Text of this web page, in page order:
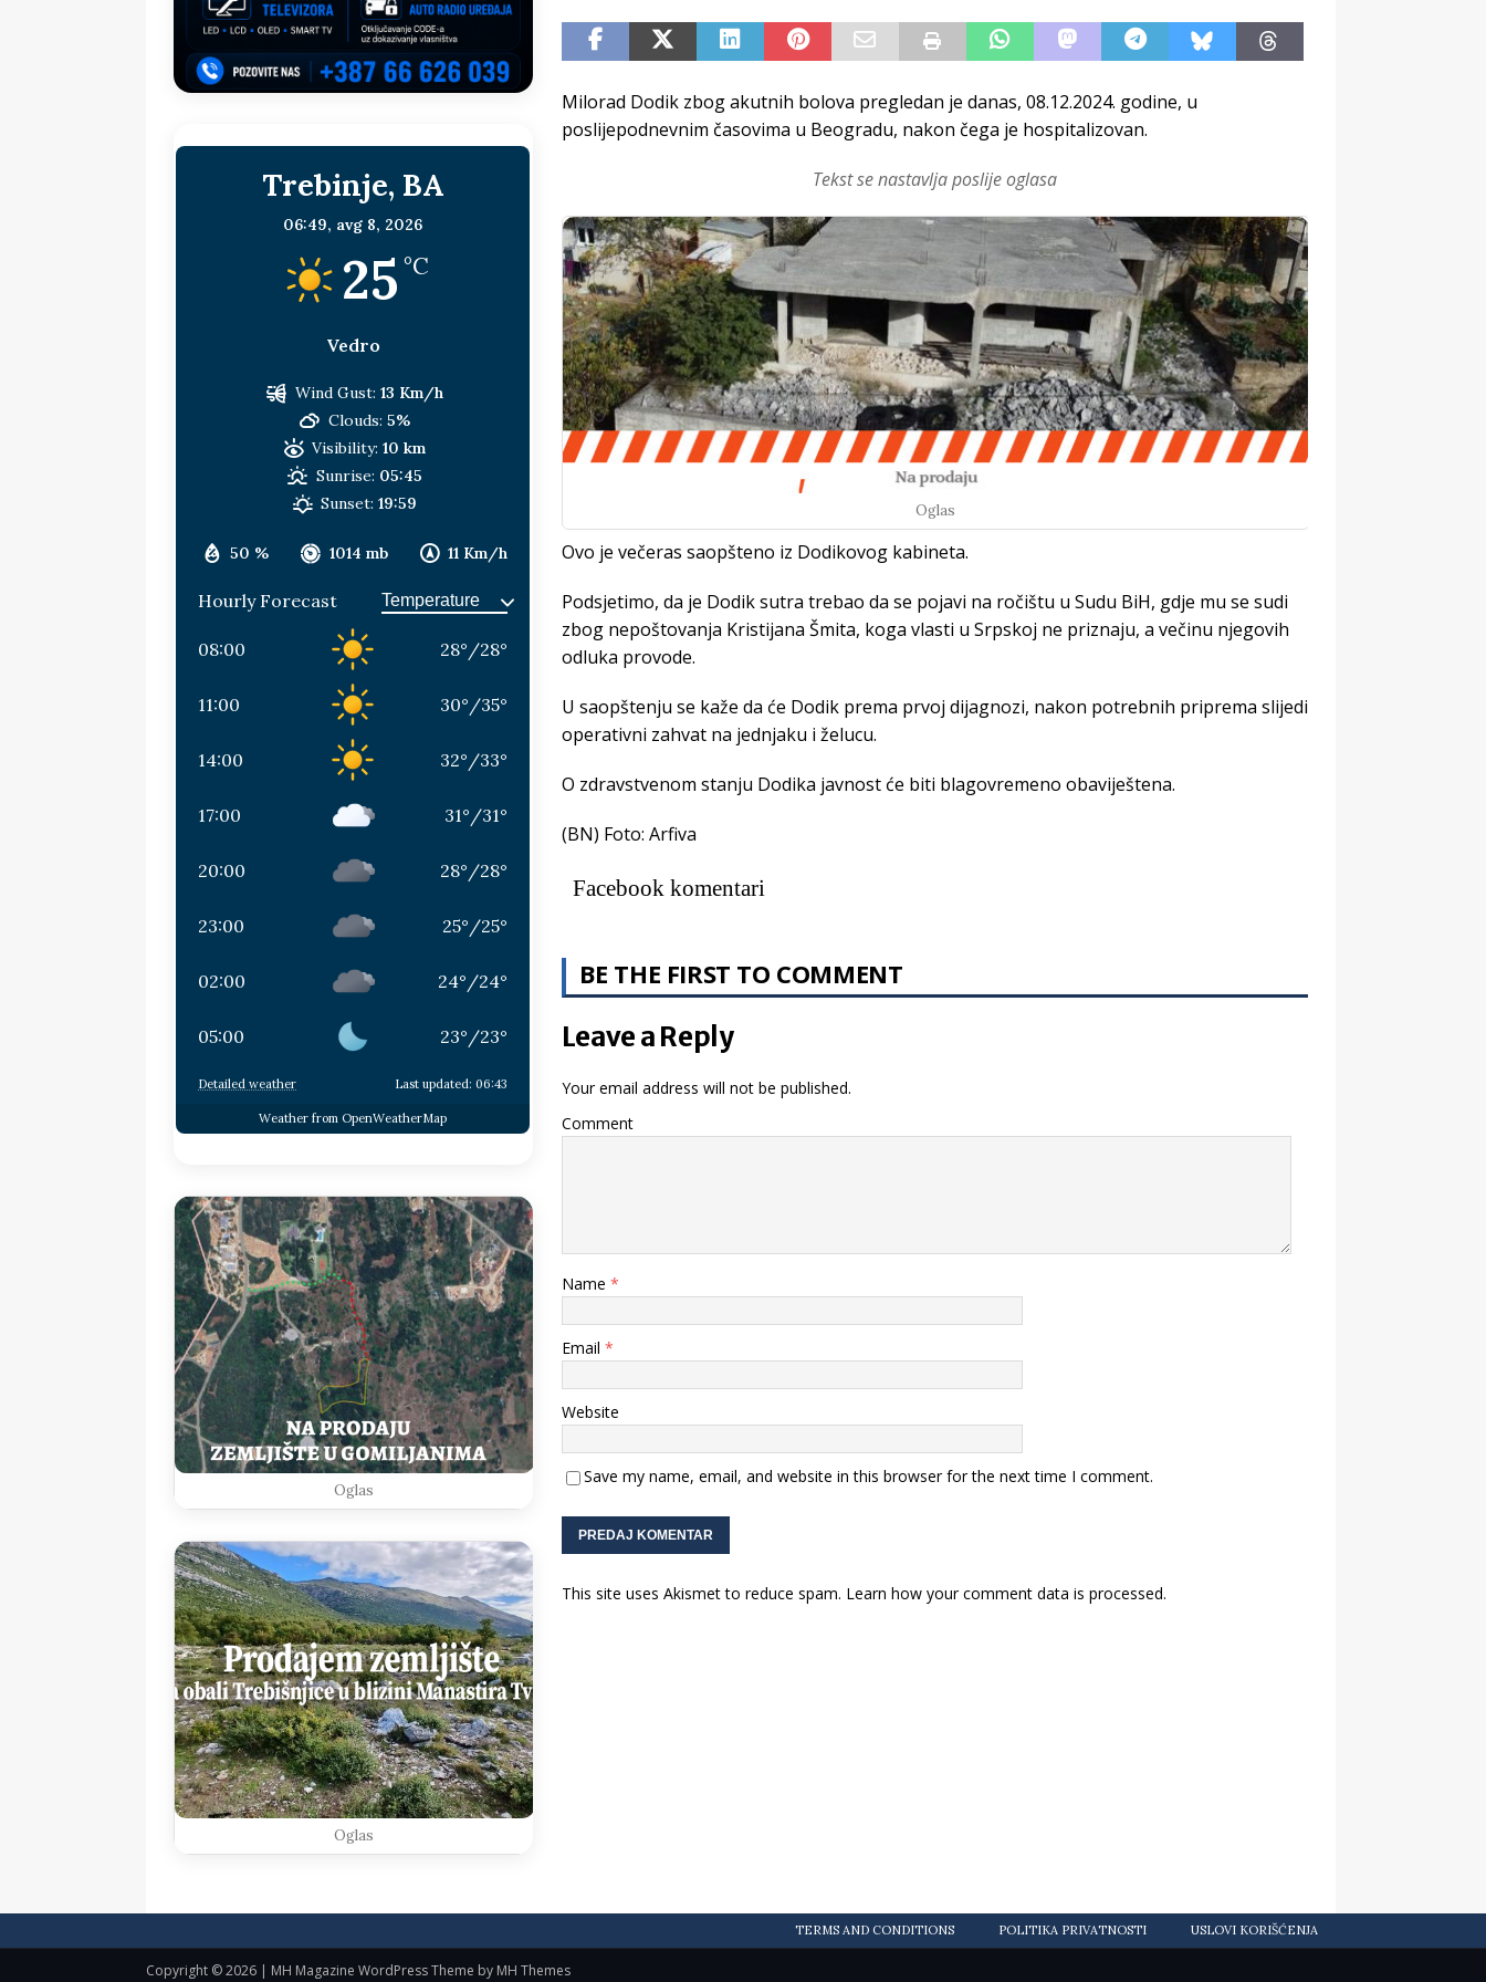
sljedeća meta!? BOSNA I HERCEGOVINA
[ 14. jul 2026. ] Budimiru je jako žao!
Dodik i Vučić nisu u sukobu, pogotovo nisu zbog Eleka LIČNI STAV
[ 11. jul 2026. ] Ako se povučemo i sve im prepustimo, ostaće nam samo siledžije i tišina BOSNA I
HERCEGOVINA
[ 9. jul 2026. ] RTRS-u blokirani svi računi REPUBLIKA SRPSKA
[ 30. jul 2026. ] Uhapšen bivši gradonačelnik Splita, Željko Kerum SVIJET
Milorad Dodik zbog akutnih bolova pregledan je danas, 08.12.2024. godine, u
poslijepodnevnim časovima u Beogradu, nakon čega je hospitalizovan.
Tekst se nastavlja poslije oglasa
Oglas
Ovo je večeras saopšteno iz Dodikovog kabineta.
Podsjetimo, da je Dodik sutra trebao da se pojavi na ročištu u Sudu BiH, gdje mu se sudi
zbog nepoštovanja Kristijana Šmita, koga vlasti u Srpskoj ne priznaju, a večinu njegovih
odluka provode.
U saopštenju se kaže da će Dodik prema prvoj dijagnozi, nakon potrebnih priprema slijedi
operativni zahvat na jednjaku i želucu.
O zdravstvenom stanju Dodika javnost će biti blagovremeno obaviještena.
(BN) Foto: Arfiva
Facebook komentari
BE THE FIRST TO COMMENT
Leave a Reply
Your email address will not be published.
Comment
Name *
Email *
Website
Save my name, email, and website in this browser for the next time I comment.
This site uses Akismet to reduce spam. Learn how your comment data is processed.
Trebinje, BA
06:49, avg 8, 2026
25 °C
Vedro
50 % 1014 mb 11 Km/h
Wind Gust: 13 Km/h
Clouds: 5%
Visibility: 10 km
Sunrise: 05:45
Sunset: 19:59
Hourly Forecast
08:00 28° /28°
11:00 30° /35°
14:00 32° /33°
17:00 31° /31°
20:00 28° /28°
23:00 25° /25°
02:00 24° /24°
05:00 23° /23°
Detailed weather Last updated: 06:43
Weather from OpenWeatherMap
Oglas
Oglas
TERMS AND CONDITIONS POLITIKA PRIVATNOSTI USLOVI KORIŠĆENJA
Copyright © 2026 | MH Magazine WordPress Theme by MH Themes